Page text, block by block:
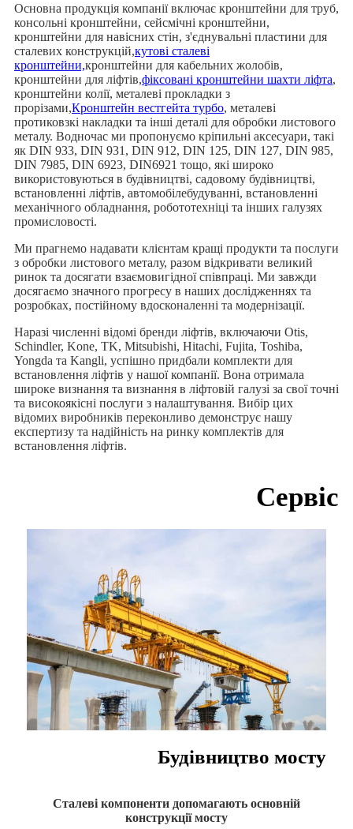
Основна продукція компанії включає кронштейни для труб,
консольні кронштейни, сейсмічні кронштейни,
кронштейни для навісних стін, з'єднувальні пластини для
сталевих конструкцій,кутові сталеві
кронштейни,кронштейни для кабельних жолобів,
кронштейни для ліфтів,фіксовані кронштейни шахти ліфта,
кронштейни колії, металеві прокладки з
прорізами,Кронштейн вестгейта турбо, металеві
протиковзкі накладки та інші деталі для обробки листового
металу. Водночас ми пропонуємо кріпильні аксесуари, такі
як DIN 933, DIN 931, DIN 912, DIN 125, DIN 127, DIN 985,
DIN 7985, DIN 6923, DIN6921 тощо, які широко
використовуються в будівництві, садовому будівництві,
встановленні ліфтів, автомобілебудуванні, встановленні
механічного обладнання, робототехніці та інших галузях
промисловості.
Ми прагнемо надавати клієнтам кращі продукти та послуги
з обробки листового металу, разом відкривати великий
ринок та досягати взаємовигідної співпраці. Ми завжди
досягаємо значного прогресу в наших дослідженнях та
розробках, постійному вдосконаленні та модернізації.
Наразі численні відомі бренди ліфтів, включаючи Otis,
Schindler, Kone, TK, Mitsubishi, Hitachi, Fujita, Toshiba,
Yongda та Kangli, успішно придбали комплекти для
встановлення ліфтів у нашої компанії. Вона отримала
широке визнання та визнання в ліфтовій галузі за свої точні
та високоякісні послуги з налаштування. Вибір цих
відомих виробників переконливо демонструє нашу
експертизу та надійність на ринку комплектів для
встановлення ліфтів.
Сервіс
Будівництво мосту
Сталеві компоненти допомагають основній
конструкції мосту